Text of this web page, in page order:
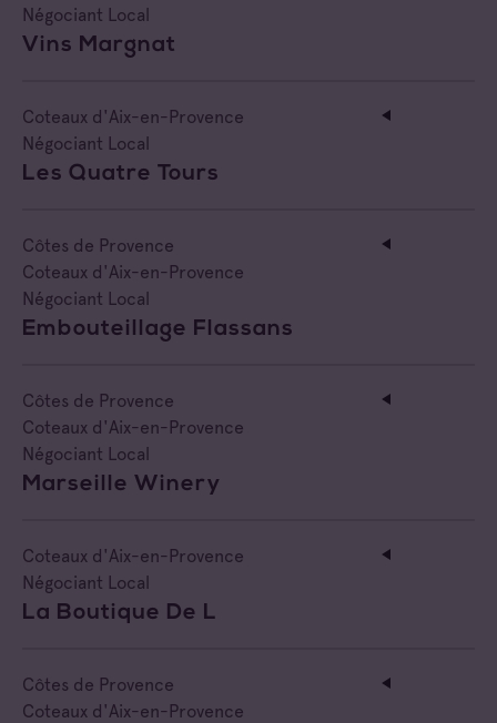
Négociant Local
Vins Margnat
Coteaux d'Aix-en-Provence
Négociant Local
Les Quatre Tours
Côtes de Provence
Coteaux d'Aix-en-Provence
Négociant Local
Embouteillage Flassans
Côtes de Provence
Coteaux d'Aix-en-Provence
Négociant Local
Marseille Winery
Coteaux d'Aix-en-Provence
Négociant Local
La Boutique De L
Côtes de Provence
Coteaux d'Aix-en-Provence